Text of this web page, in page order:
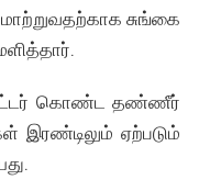
மாற்றுவதற்காக சுங்கை
லிட்டர் கொண்ட தண்ணீர்
இரண்டிலும் ஏற்படும்